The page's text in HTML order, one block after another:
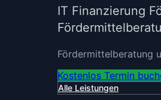
IT Finanzierung
Fördermittelberatung
Kostenlos Termin
Alle Leistungen